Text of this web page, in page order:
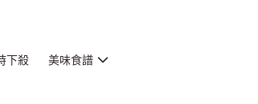
下殺 美味食譜